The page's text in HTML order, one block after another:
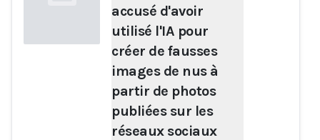
accusé d'avoir
utilisé l'IA pour
créer de fausses
images de nus à
partir de photos
publiées sur les
réseaux sociaux